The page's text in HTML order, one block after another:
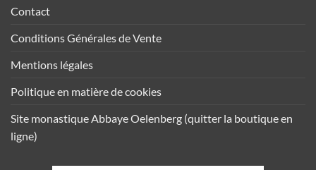
Contact
Conditions Générales de Vente
Mentions légales
Politique en matière de cookies
Site monastique Abbaye Oelenberg (quitter la boutique en
ligne)